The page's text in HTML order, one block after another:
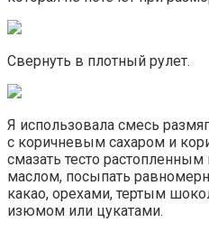
Свернуть в плотный рулет.
Я использовала смесь
с коричневым сахаром и
смазать тесто
маслом, посыпать
какао, орехами, тертым
изюмом или цукатами.